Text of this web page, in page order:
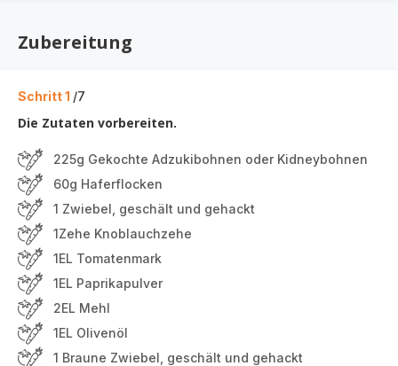
Zubereitung
Schritt 1 /7
Die Zutaten vorbereiten.
225g Gekochte Adzukibohnen oder Kidneybohnen
60g Haferflocken
1 Zwiebel, geschält und gehackt
1Zehe Knoblauchzehe
1EL Tomatenmark
1EL Paprikapulver
2EL Mehl
1EL Olivenöl
1 Braune Zwiebel, geschält und gehackt